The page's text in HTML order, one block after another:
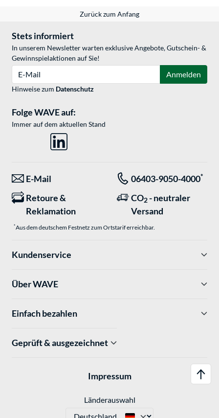
Zurück zum Anfang
Stets informiert
In unserem Newsletter warten exklusive Angebote, Gutschein- &
Gewinnspielaktionen auf Sie!
Anmelden
Hinweise zum Datenschutz
Folge WAVE auf:
Immer auf dem aktuellen Stand
E-Mail 06403-9050-4000*
Retoure &
Reklamation
CO2 - neutraler
Versand
*Aus dem deutschem Festnetz zum Ortstarif erreichbar.
Kundenservice
Über WAVE
Einfach bezahlen
Geprüft & ausgezeichnet
Impressum
Länderauswahl